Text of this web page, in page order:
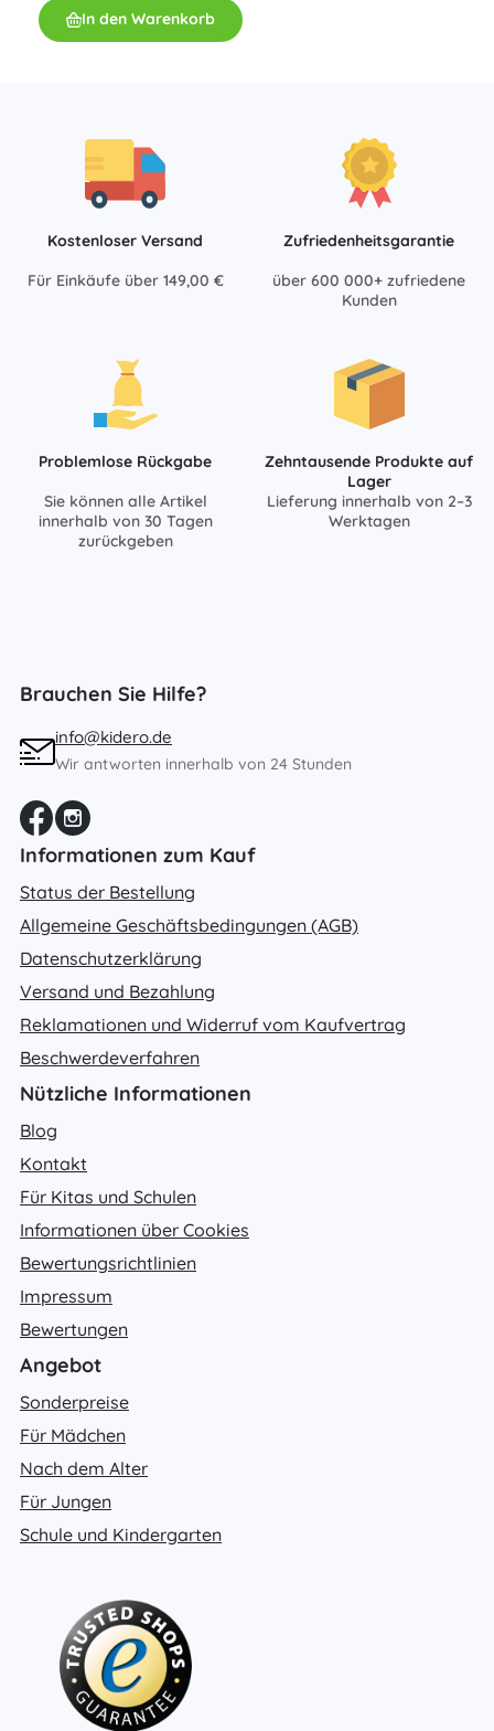
In den Warenkorb
Kostenloser Versand
Für Einkäufe über 149,00 €
Zufriedenheitsgarantie
über 600 000+ zufriedene
Kunden
Problemlose Rückgabe
Sie können alle Artikel
innerhalb von 30 Tagen
zurückgeben
Zehntausende Produkte auf
Lager
Lieferung innerhalb von 2–3
Werktagen
Brauchen Sie Hilfe?
info@kidero.de
Wir antworten innerhalb von 24 Stunden
Informationen zum Kauf
Status der Bestellung
Allgemeine Geschäftsbedingungen (AGB)
Datenschutzerklärung
Versand und Bezahlung
Reklamationen und Widerruf vom Kaufvertrag
Beschwerdeverfahren
Nützliche Informationen
Blog
Kontakt
Für Kitas und Schulen
Informationen über Cookies
Bewertungsrichtlinien
Impressum
Bewertungen
Angebot
Sonderpreise
Für Mädchen
Nach dem Alter
Für Jungen
Schule und Kindergarten